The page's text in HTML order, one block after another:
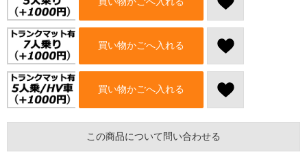
買い物かごへ入れる
買い物かごへ入れる
この商品について問い合わせる